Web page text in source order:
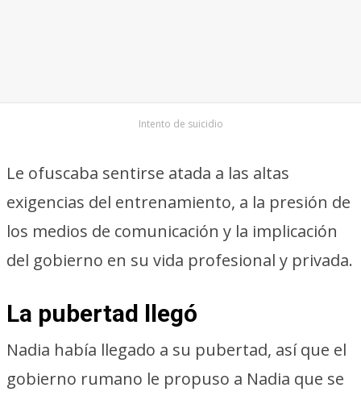
Intento de suicidio
Le ofuscaba sentirse atada a las altas
exigencias del entrenamiento, a la presión de
los medios de comunicación y la implicación
del gobierno en su vida profesional y privada.
La pubertad llegó
Nadia había llegado a su pubertad, así que el
gobierno rumano le propuso a Nadia que se